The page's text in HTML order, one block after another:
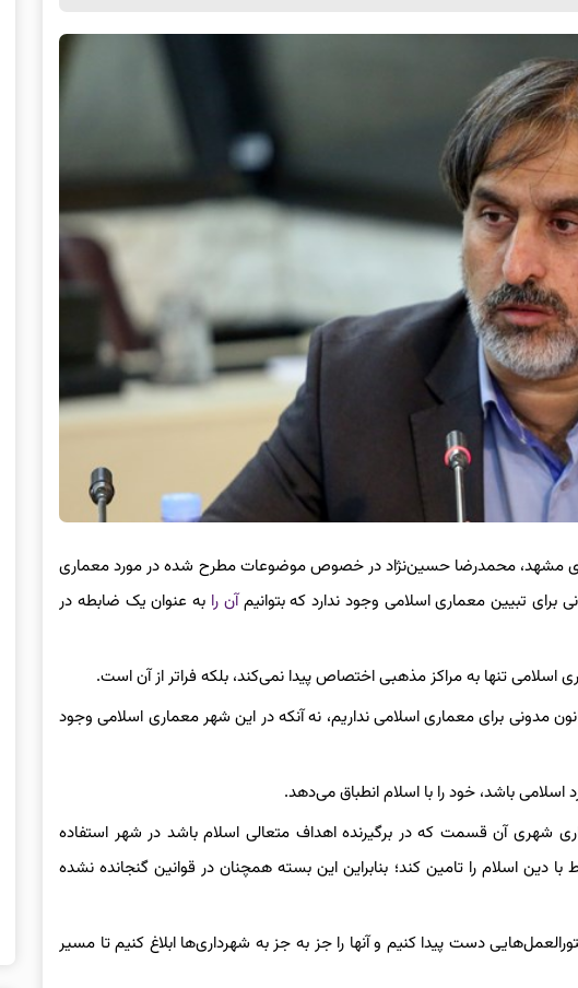
مشهد، محمدرضا حسین‌نژاد در خصوص موضوعات مطرح شده در مورد معماری
تبیین معماری اسلامی وجود ندارد که بتوانیمآن را به عنوان یک ضابطه در
اسلامی تنها به مراکز مذهبی اختصاص پیدا نمی‌کند، بلکه فراتر از آن است.
مدونی برای معماری اسلامی نداریم، نه آنکه در این شهر معماری اسلامی وجود
باشد، خود را با اسلام انطباق می‌دهد.
آن قسمت که در برگیرنده اهداف متعالی اسلام باشد در شهر استفاده
دین اسلام را تامین کند؛ بنابراین این بسته همچنان در قوانین گنجانده نشده
دست پیدا کنیم و آنها را جز به جز به شهرداری‌ها ابلاغ کنیم تا مسیر